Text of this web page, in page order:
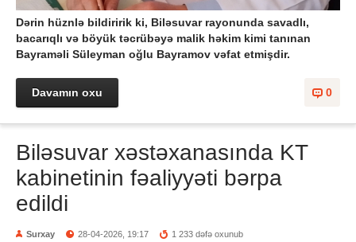
Dərin hüznlə bildiririk ki, Biləsuvar rayonunda savadlı,
bacarıqlı və böyük təcrübəyə malik həkim kimi tanınan
Bayraməli Süleyman oğlu Bayramov vəfat etmişdir.
0
Davamın oxu
Biləsuvar xəstəxanasında KT
kabinetinin fəaliyyəti bərpa
edildi
Surxay 28-04-2026, 19:17 1 233 dəfə oxunub